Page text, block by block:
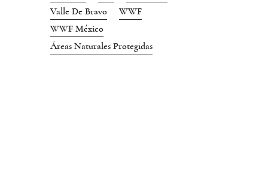
Valle De Bravo
WWF
WWF México
Áreas Naturales Protegidas